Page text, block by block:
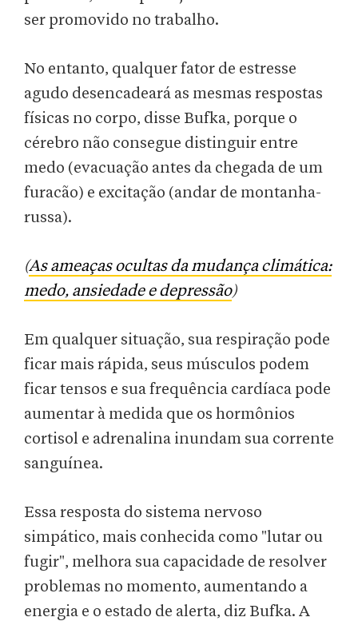
ser promovido no trabalho.
No entanto, qualquer fator de estresse
agudo desencadeará as mesmas respostas
físicas no corpo, disse Bufka, porque o
cérebro não consegue distinguir entre
medo (evacuação antes da chegada de um
furacão) e excitação (andar de montanha-
russa).
(As ameaças ocultas da mudança climática:
medo, ansiedade e depressão)
Em qualquer situação, sua respiração pode
ficar mais rápida, seus músculos podem
ficar tensos e sua frequência cardíaca pode
aumentar à medida que os hormônios
cortisol e adrenalina inundam sua corrente
sanguínea.
Essa resposta do sistema nervoso
simpático, mais conhecida como "lutar ou
fugir", melhora sua capacidade de resolver
problemas no momento, aumentando a
energia e o estado de alerta, diz Bufka. A